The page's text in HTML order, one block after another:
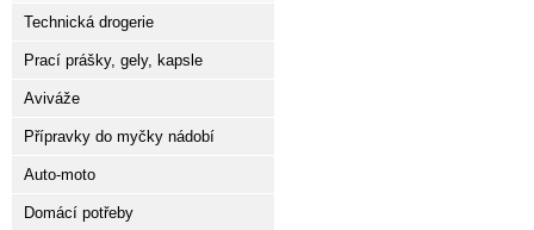
Technická drogerie
Prací prášky, gely, kapsle
Aviváže
Přípravky do myčky nádobí
Auto-moto
Domácí potřeby